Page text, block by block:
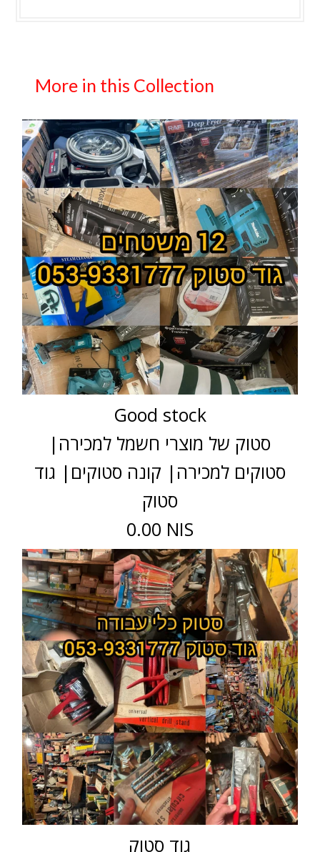
More in this Collection
Good stock
סטוק של מוצרי חשמל למכירה|
סטוקים למכירה| קונה סטוקים| גוד
סטוק
0.00 NIS
גוד סטוק